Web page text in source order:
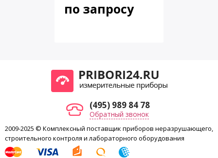
по запросу
(495) 989 84 78
Обратный звонок
2009-2025 © Комплексный поставщик приборов неразрушающего,
строительного контроля и лабораторного оборудования